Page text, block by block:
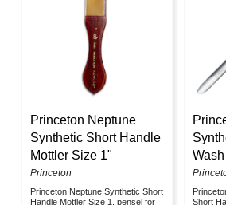
Princeton Neptune
Synthetic Short Handle
Mottler Size 1"
Princeton
Princeton Neptune Synthetic Short
Handle Mottler Size 1, pensel för
Short